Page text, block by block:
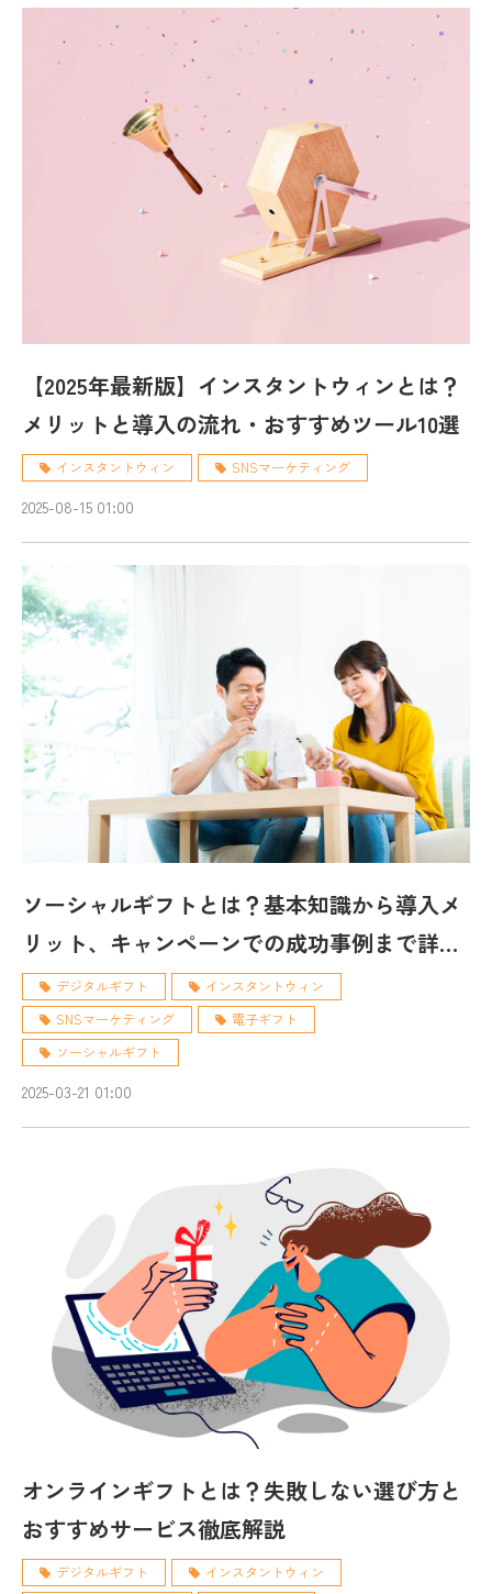
【2025年最新版】インスタントウィンとは？
メリットと導入の流れ・おすすめツール10選
インスタントウィン SNSマーケティング
2025-08-15 01:00
ソーシャルギフトとは？基本知識から導入メ
リット、キャンペーンでの成功事例まで詳し
く紹介！
デジタルギフト
インスタントウィン
SNSマーケティング
電子ギフト
ソーシャルギフト
2025-03-21 01:00
オンラインギフトとは？失敗しない選び方と
おすすめサービス徹底解説
デジタルギフト
インスタントウィン